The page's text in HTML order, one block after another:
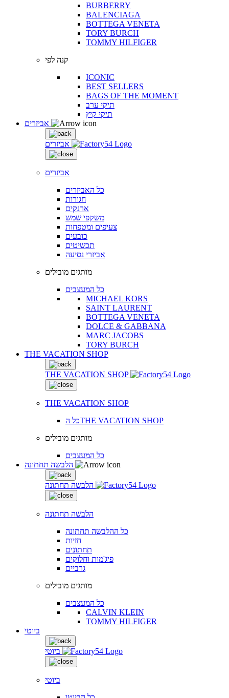
BURBERRY
BALENCIAGA
BOTTEGA VENETA
TORY BURCH
TOMMY HILFIGER
קנה לפי
ICONIC
BEST SELLERS
BAGS OF THE MOMENT
תיקי ערב
תיקי קיץ
אביזרים
אביזרים
כל האביזרים
חגורות
ארנקים
משקפי שמש
צעיפים ומטפחות
כובעים
תכשיטים
אביזרי נסיעה
מותגים מובילים
כל המעצבים
MICHAEL KORS
SAINT LAURENT
BOTTEGA VENETA
DOLCE & GABBANA
MARC JACOBS
TORY BURCH
THE VACATION SHOP
THE VACATION SHOP
THE VACATION SHOP
כל הTHE VACATION SHOP
מותגים מובילים
כל המעצבים
הלבשה תחתונה
הלבשה תחתונה
כל ההלבשה תחתונה
חזיות
תחתונים
פיג'מות וחלוקים
גרביים
מותגים מובילים
כל המעצבים
CALVIN KLEIN
TOMMY HILFIGER
ביוטי
ביוטי
ביוטי